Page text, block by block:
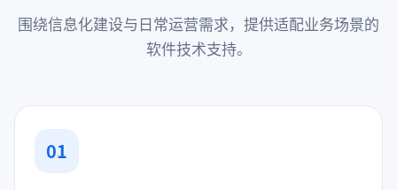
围绕信息化建设与日常运营需求，提供适配业务场景的
软件技术支持。
01